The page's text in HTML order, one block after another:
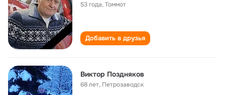
53 года,Томмот
Добавить в друзья
Виктор Поздняков
68 лет, Петрозаводск